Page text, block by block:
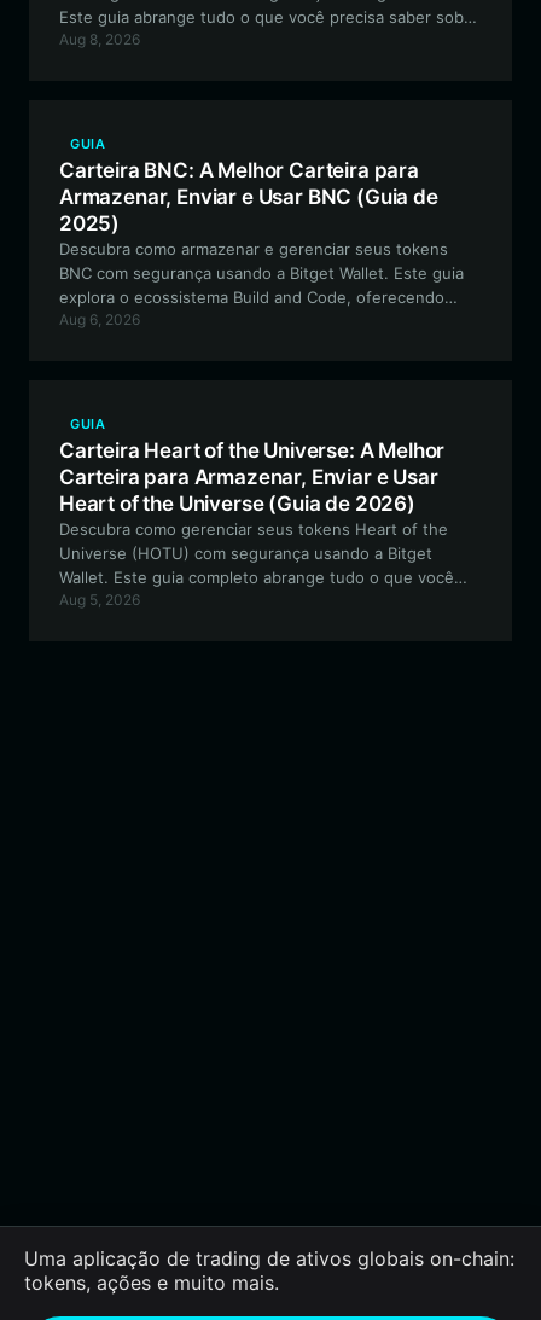
Este guia abrange tudo o que você precisa saber sobre
como navegar no ecossistema EVM, gerenciar seus
Aug 8, 2026
GUIA
Carteira BNC: A Melhor Carteira para
Armazenar, Enviar e Usar BNC (Guia de
2025)
Descubra como armazenar e gerenciar seus tokens
BNC com segurança usando a Bitget Wallet. Este guia
explora o ecossistema Build and Code, oferecendo
insights de especialistas sobre os melhores recursos
Aug 6, 2026
GUIA
Carteira Heart of the Universe: A Melhor
Carteira para Armazenar, Enviar e Usar
Heart of the Universe (Guia de 2026)
Descubra como gerenciar seus tokens Heart of the
Universe (HOTU) com segurança usando a Bitget
Wallet. Este guia completo abrange tudo o que você
precisa saber sobre a melhor carteira para interagir com
Aug 5, 2026
Uma aplicação de trading de ativos globais on-chain:
tokens, ações e muito mais.